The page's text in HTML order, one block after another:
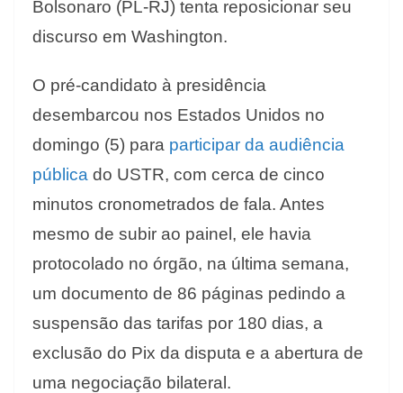
Bolsonaro (PL-RJ) tenta reposicionar seu
discurso em Washington.
O pré-candidato à presidência
desembarcou nos Estados Unidos no
domingo (5) para participar da audiência
pública do USTR, com cerca de cinco
minutos cronometrados de fala. Antes
mesmo de subir ao painel, ele havia
protocolado no órgão, na última semana,
um documento de 86 páginas pedindo a
suspensão das tarifas por 180 dias, a
exclusão do Pix da disputa e a abertura de
uma negociação bilateral.